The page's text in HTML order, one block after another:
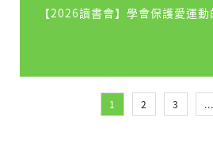
【2026讀書會】學會保護愛運動
1 2 3 ...